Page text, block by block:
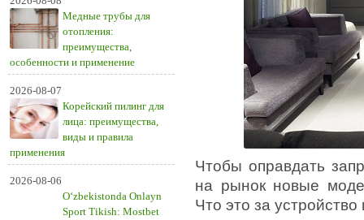
Медные трубы для
отопления:
преимущества,
особенности и применение
2026-08-07
Корейский пилинг для
лица: преимущества,
виды и правила
применения
2026-08-06
O‘zbekistonda Onlayn
Sport Tikish: Mostbet
Чтобы оправдать
на рынок новые
Что это за устройство